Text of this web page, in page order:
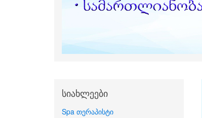
სიახლეები
Spa თერაპისტი